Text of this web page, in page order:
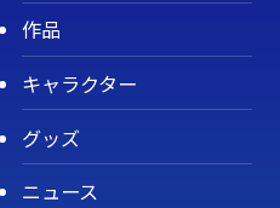
作品
キャラクター
グッズ
ニュース